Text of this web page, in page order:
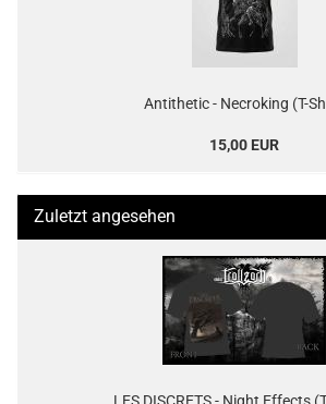
Antithetic - Necroking (T-
15,00 EUR
Zuletzt angesehen